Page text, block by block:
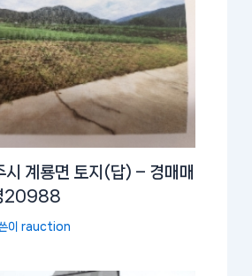
시 계룡면 토지(답) – 경매매
20988
이rauction